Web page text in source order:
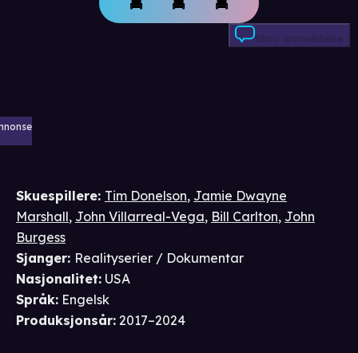
Skriv anmeldelse
Skuespillere: Tim Donelson, Jamie Dwayne
Marshall, John Villarreal-Vega, Bill Carlton, John
Burgess
Sjanger: Realityserier / Dokumentar
Nasjonalitet: USA
Språk: Engelsk
Produksjonsår: 2017–2024